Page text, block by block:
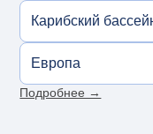
Карибский
Европа
Подробнее →